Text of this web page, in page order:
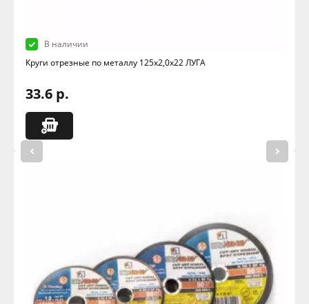
В наличии
Круги отрезные по металлу 125х2,0х22 ЛУГА
33.6 р.